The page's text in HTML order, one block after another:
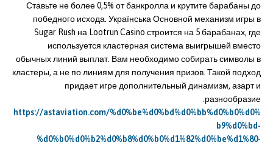
Ставьте не более 0,5% от банкролла и крутите барабаны до
победного исхода. Українська Основной механизм игры в
Sugar Rush на Lootrun Casino строится на 5 барабанах, где
используется кластерная система выигрышей вместо
обычных линий выплат. Вам необходимо собирать символы в
кластеры, а не по линиям для получения призов. Такой подход
придает игре дополнительный динамизм, азарт и
разнообразие.
https://astaviation.com/%d0%be%d0%bd%d0%bb%d0%b0%d0%
b9%d0%bd-
%d0%b0%d0%b2%d0%b8%d0%b0%d1%82%d0%be%d1%80-